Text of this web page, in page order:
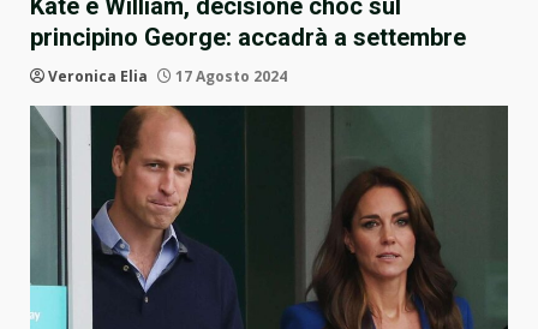
Kate e William, decisione choc sul
principino George: accadrà a settembre
Veronica Elia 17 Agosto 2024